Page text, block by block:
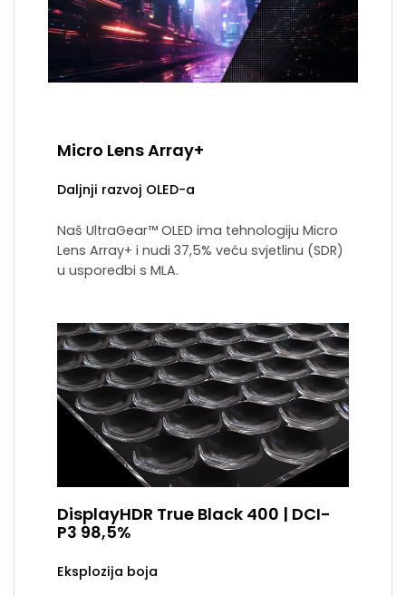
Micro Lens Array+
Daljnji razvoj OLED-a
Naš UltraGear™ OLED ima tehnologiju Micro
Lens Array+ i nudi 37,5% veću svjetlinu (SDR)
u usporedbi s MLA.
DisplayHDR True Black 400 | DCI-
P3 98,5%
Eksplozija boja